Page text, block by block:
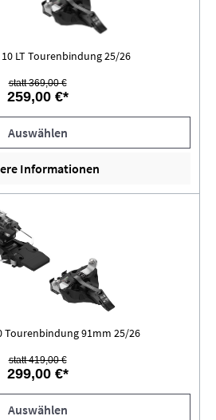
10 LT Tourenbindung 25/26
statt 369,00 €
259,00 €*
Auswählen
Informationen
Tourenbindung 91mm 25/26
statt 419,00 €
299,00 €*
Auswählen